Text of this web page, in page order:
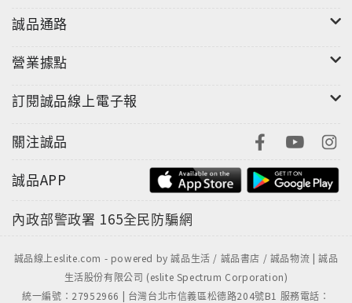
誠品通路
營業據點
訂閱誠品線上電子報
關注誠品
誠品APP
內政部警政署 165全民防騙網
誠品線上eslite.com - powered by 誠品生活 / 誠品書店 / 誠品物流 | 誠品
生活股份有限公司 (eslite Spectrum Corporation)
統一編號：27952966 | 台灣台北市信義區松德路204號B1 服務電話：